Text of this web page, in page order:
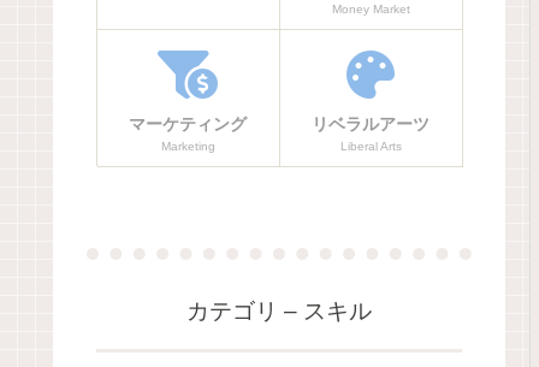
Money Market
マーケティング
Marketing
リベラルアーツ
Liberal Arts
カテゴリ – スキル